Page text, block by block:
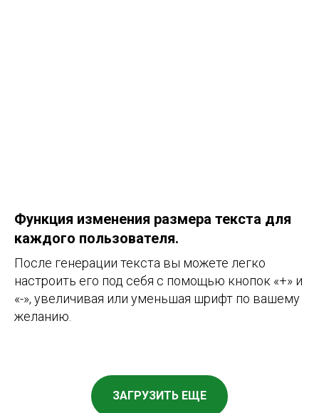
Функция изменения размера текста для
каждого пользователя.
После генерации текста вы можете легко
настроить его под себя с помощью кнопок «+» и
«-», увеличивая или уменьшая шрифт по вашему
желанию.
ЗАГРУЗИТЬ ЕЩЕ